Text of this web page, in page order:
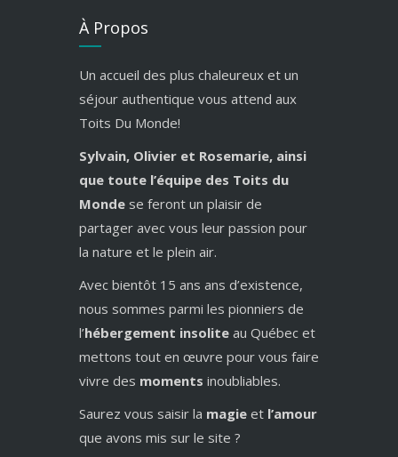
À Propos
Un accueil des plus chaleureux et un
séjour authentique vous attend aux
Toits Du Monde!
Sylvain, Olivier et Rosemarie, ainsi
que toute l’équipe des Toits du
Monde se feront un plaisir de
partager avec vous leur passion pour
la nature et le plein air.
Avec bientôt 15 ans ans d’existence,
nous sommes parmi les pionniers de
l’hébergement insolite au Québec et
mettons tout en œuvre pour vous faire
vivre des moments inoubliables.
Saurez vous saisir la magie et l’amour
que avons mis sur le site ?